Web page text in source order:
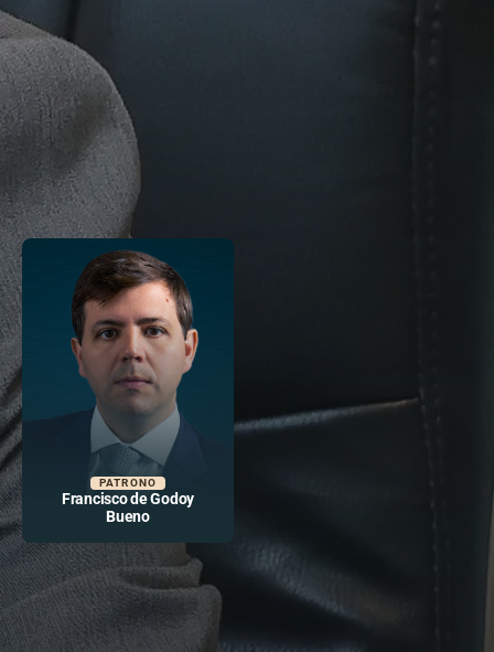
PROFESSORES RELACIONADOS
PATRONO
Francisco de Godoy
Bueno